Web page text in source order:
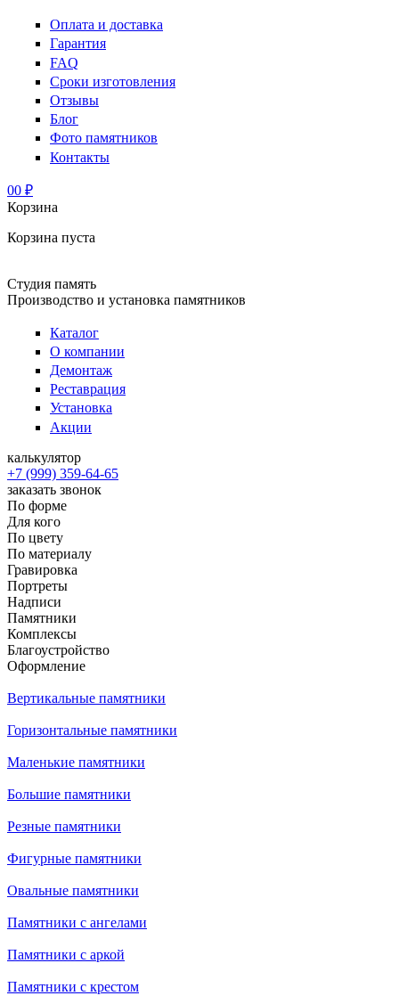
Оплата и доставка
Гарантия
FAQ
Сроки изготовления
Отзывы
Блог
Фото памятников
Контакты
00 ₽
Корзина
Корзина пуста
Студия память
Производство и установка памятников
Каталог
О компании
Демонтаж
Реставрация
Установка
Акции
калькулятор
+7 (999) 359-64-65
заказать звонок
По форме
Для кого
По цвету
По материалу
Гравировка
Портреты
Надписи
Памятники
Комплексы
Благоустройство
Оформление
Вертикальные памятники
Горизонтальные памятники
Маленькие памятники
Большие памятники
Резные памятники
Фигурные памятники
Овальные памятники
Памятники с ангелами
Памятники с аркой
Памятники с крестом